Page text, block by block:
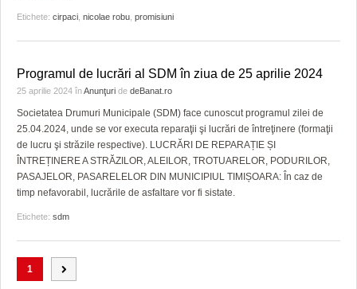
Etichete: cirpaci nicolae robu promisiuni
Programul de lucrări al SDM în ziua de 25 aprilie 2024
25 aprilie 2024 înAnunţuri de deBanat.ro
Societatea Drumuri Municipale (SDM) face cunoscut programul zilei de
25.04.2024, unde se vor executa reparaţii şi lucrări de întreţinere (formaţii
de lucru şi străzile respective). LUCRĂRI DE REPARAȚIE ȘI
ÎNTREȚINERE A STRĂZILOR, ALEILOR, TROTUARELOR, PODURILOR,
PASAJELOR, PASARELELOR DIN MUNICIPIUL TIMIȘOARA: În caz de
timp nefavorabil, lucrările de asfaltare vor fi sistate.
Etichete: sdm
1